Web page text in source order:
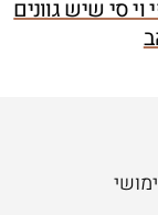
סי שיש גוונים